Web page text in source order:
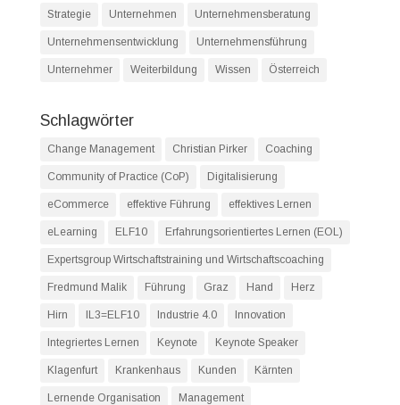
Strategie Unternehmen Unternehmensberatung
Unternehmensentwicklung Unternehmensführung
Unternehmer Weiterbildung Wissen Österreich
Schlagwörter
Change Management Christian Pirker Coaching
Community of Practice (CoP) Digitalisierung
eCommerce effektive Führung effektives Lernen
eLearning ELF10 Erfahrungsorientiertes Lernen (EOL)
Expertsgroup Wirtschaftstraining und Wirtschaftscoaching
Fredmund Malik Führung Graz Hand Herz
Hirn IL3=ELF10 Industrie 4.0 Innovation
Integriertes Lernen Keynote Keynote Speaker
Klagenfurt Krankenhaus Kunden Kärnten
Lernende Organisation Management